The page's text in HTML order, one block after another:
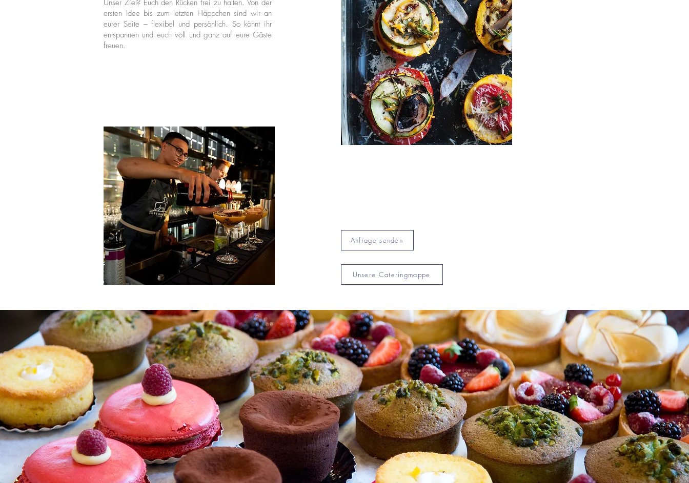
Unser Ziel? Euch den Rücken frei zu halten. Von der
ersten Idee bis zum letzten Häppchen sind wir an
eurer Seite – flexibel und persönlich. So könnt ihr
entspannen und euch voll und ganz auf eure Gäste
freuen.
Anfrage senden
Unsere Cateringmappe